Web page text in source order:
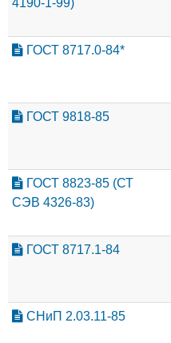
ГОСТ 8717.0-84*
ГОСТ 9818-85
ГОСТ 8823-85 (СТ
СЭВ 4326-83)
ГОСТ 8717.1-84
СНиП 2.03.11-85